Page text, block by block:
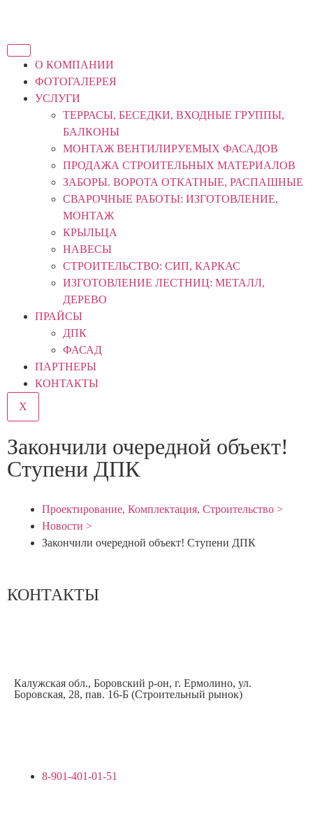
О КОМПАНИИ
ФОТОГАЛЕРЕЯ
УСЛУГИ
ТЕРРАСЫ, БЕСЕДКИ, ВХОДНЫЕ ГРУППЫ,
БАЛКОНЫ
МОНТАЖ ВЕНТИЛИРУЕМЫХ ФАСАДОВ
ПРОДАЖА СТРОИТЕЛЬНЫХ МАТЕРИАЛОВ
ЗАБОРЫ. ВОРОТА ОТКАТНЫЕ, РАСПАШНЫЕ
СВАРОЧНЫЕ РАБОТЫ: ИЗГОТОВЛЕНИЕ,
МОНТАЖ
КРЫЛЬЦА
НАВЕСЫ
СТРОИТЕЛЬСТВО: СИП, КАРКАС
ИЗГОТОВЛЕНИЕ ЛЕСТНИЦ: МЕТАЛЛ,
ДЕРЕВО
ПРАЙСЫ
ДПК
ФАСАД
ПАРТНЕРЫ
КОНТАКТЫ
X
Закончили очередной объект!
Ступени ДПК
Проектирование, Комплектация, Строительство >
Новости >
Закончили очередной объект! Ступени ДПК
КОНТАКТЫ
Калужская обл., Боровский р-он, г. Ермолино, ул.
Боровская, 28, пав. 16-Б (Строительный рынок)
8-901-401-01-51